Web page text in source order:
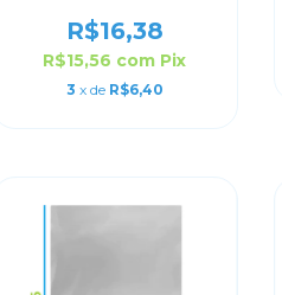
R$16,38
R$15,56 com Pix
3 x de R$6,40